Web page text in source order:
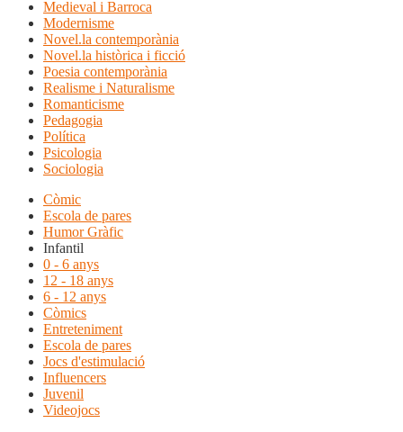
Medieval i Barroca
Modernisme
Novel.la contemporània
Novel.la històrica i ficció
Poesia contemporània
Realisme i Naturalisme
Romanticisme
Pedagogia
Política
Psicologia
Sociologia
Còmic
Escola de pares
Humor Gràfic
Infantil
0 - 6 anys
12 - 18 anys
6 - 12 anys
Còmics
Entreteniment
Escola de pares
Jocs d'estimulació
Influencers
Juvenil
Videojocs